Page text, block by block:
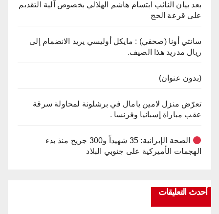
بعد بيان النائب ابتسام هاشم الهلالي بخصوص آلية التقديم
على قرعة الحج
سانتي أونا (صحفي) : مايكل أوليسي يريد الانضمام إلى
ريال مدريد هذا الصيف.
(بدون عنوان)
تعرّض منزل لامين يامال في برشلونة لمحاولة سرقة
عقب مباراة إسبانيا وفرنسا .
الصحة الإيرانية: 35 شهيداً و300 جريح منذ بدء
الهجمات الأميركية على جنوبي البلاد
أحدث التعليقات